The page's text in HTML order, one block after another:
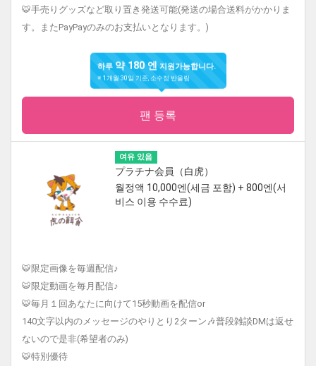
🐯手売りグッズなど取り置き発送可能(発送の場合送料がかかりま
す。またPayPayのみのお支払いとなります。)
하루약 180 엔지원가능합니다.
※ 1개월 30일 기준, 소수점 반올림
팬 등록
여유 있음
プラチナ会員（白虎）
월정액 10,000엔(세금 포함) + 800엔(서
비스 이용 수수료)
🐯限定画像を毎週配信♪
🐯限定動画を毎月配信♪
🐯毎月１回あなたに向けて15秒動画を配信or
140文字以内のメッセージのやりとり2ターン🎶普段雑談DMは返せ
ないので是非(希望者のみ)
🐯特別優待